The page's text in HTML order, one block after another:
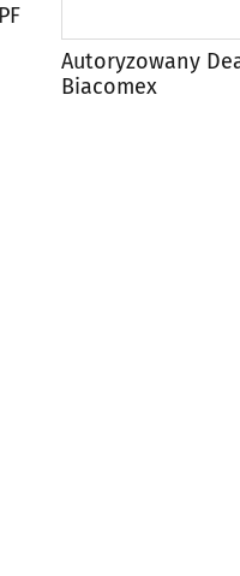
Autoryzowany
Biacomex